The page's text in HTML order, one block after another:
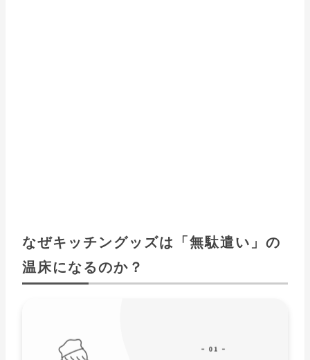
なぜキッチングッズは「無駄遣い」の
温床になるのか？